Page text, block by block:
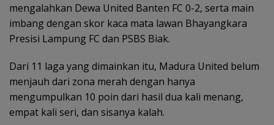
mengalahkan Dewa United Banten FC 0-2, serta main
imbang dengan skor kaca mata lawan Bhayangkara
Presisi Lampung FC dan PSBS Biak.
Dari 11 laga yang dimainkan itu, Madura United belum
menjauh dari zona merah dengan hanya
mengumpulkan 10 poin dari hasil dua kali menang,
empat kali seri, dan sisanya kalah.